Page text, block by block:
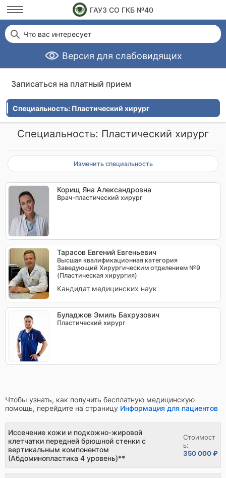
ГАУЗ СО ГКБ №40
Версия для слабовидящих
Что вас интересует
Записаться на платный прием
Специальность: Пластический хирург
Специальность: Пластический хирург
Изменить специальность
Корищ Яна Александровна
Врач-пластический хирург
Тарасов Евгений Евгеньевич
Высшая квалификационная категория
Заведующий Хирургическим отделением №9
(Пластическая хирургия)
Кандидат медицинских наук
Буладжов Эмиль Бахрузович
Пластический хирург
Чтобы узнать, как получить бесплатную медицинскую
помощь, перейдите на страницу Информация для пациентов
Иссечение кожи и подкожно-жировой
клетчатки передней брюшной стенки с
вертикальным компонентом
(Абдоминопластика 4 уровень)**
Стоимост
ь:
350 000 ₽